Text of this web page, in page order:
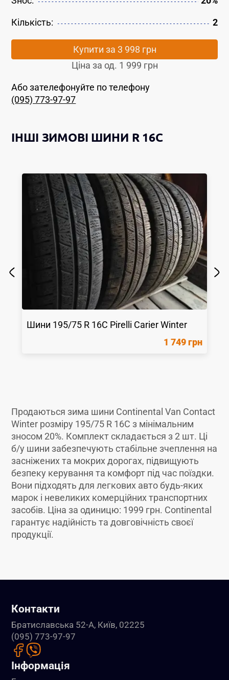
Кількість: 2
Купити за 3 998 грн
Ціна за од. 1 999 грн
Або зателефонуйте по телефону
(095) 773-97-97
ІНШІ ЗИМОВІ ШИНИ R 16C
Шини 195/75 R 16C Pirelli Carier Winter
1 749 грн
Продаються зима шини Continental Van Contact
Winter розміру 195/75 R 16C з мінімальним
зносом 20%. Комплект складається з 2 шт. Ці
б/у шини забезпечують стабільне зчеплення на
засніжених та мокрих дорогах, підвищують
безпеку керування та комфорт під час поїздки.
Вони підходять для легкових авто будь-яких
марок і невеликих комерційних транспортних
засобів. Ціна за одиницю: 1999 грн. Continental
гарантує надійність та довговічність своєї
продукції.
Контакти
Братиславська 52-А, Київ, 02225
(095) 773-97-97
Інформація